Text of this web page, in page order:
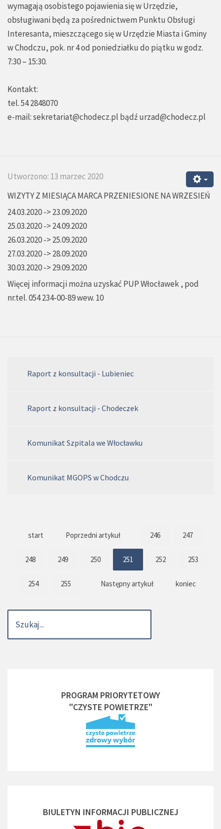
wymagają osobistego pojawienia się w Urzędzie,
obsługiwani będą za pośrednictwem Punktu Obsługi
Interesanta, mieszczącego się w Urzędzie Miasta i Gminy
w Chodczu, pok. nr 4 od poniedziałku do piątku w godz.
7:30 – 15:30.
Kontakt:
tel. 54 2848070
e-mail:sekretariat@chodecz.pl bądźurzad@chodecz.pl
Utworzono: 13 marzec 2020
WIZYTY Z MIESIĄCA MARCA PRZENIESIONE NA WRZESIEŃ
24.03.2020 -> 23.09.2020
25.03.2020 -> 24.09.2020
26.03.2020 -> 25.09.2020
27.03.2020 -> 28.09.2020
30.03.2020 -> 29.09.2020
Więcej informacji można uzyskać PUP Włocławek , pod
nr.tel. 054 234-00-89 wew. 10
Raport z konsultacji - Lubieniec
Raport z konsultacji - Chodeczek
Komunikat Szpitala we Włocławku
Komunikat MGOPS w Chodczu
start Poprzedni artykuł 246 247
248 249 250 251 252 253
254 255 Następny artykuł koniec
PROGRAM PRIORYTETOWY
"CZYSTE POWIETRZE"
BIULETYN INFORMACJI PUBLICZNEJ